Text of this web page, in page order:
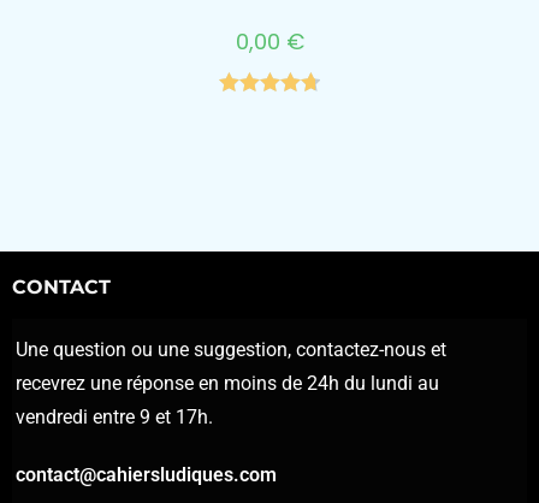
0,00 €
CONTACT
Une question ou une suggestion, contactez-nous et
recevrez une réponse en moins de 24h du lundi au
vendredi entre 9 et 17h.
contact@cahiersludiques.com